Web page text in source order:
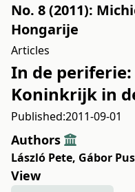
No. 8 (2011):
Hongarije
Articles
In de
Koninkrijk in
Published:2011-09-01
Authors
László Pete, Gábor
View